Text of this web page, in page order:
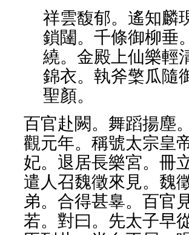
祥雲馥郁。遙知麟
鎖闥。千條御柳垂
繞。金殿上仙樂輕
錦衣。執斧檠瓜隨
聖顏。
百官赴闕。舞蹈揚塵
觀元年。稱號太宗皇
妃。退居長樂宮。冊
遣人召魏徵來見。魏
弟。合得甚辠。百官
若。對曰。先太子早